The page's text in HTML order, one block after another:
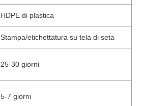
HDPE di plastica
Stampa/etichettatura su tela di seta
25-30 giorni
5-7 giorni